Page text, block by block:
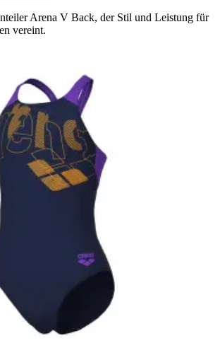
Arena V Back, der Stil und Leistung für
vereint.